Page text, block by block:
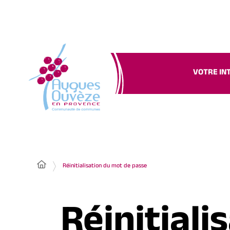
VOTRE
Réinitialisation du mot de passe